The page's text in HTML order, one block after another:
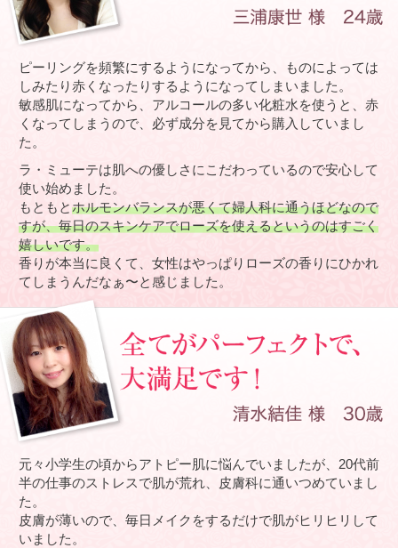
ピーリングを頻繁にするようになってから、ものによっては
しみたり赤くなったりするようになってしまいました。
敏感肌になってから、アルコールの多い化粧水を使うと、赤
くなってしまうので、必ず成分を見てから購入していまし
た。
ラ・ミューテは肌への優しさにこだわっているので安心して
使い始めました。
もともとホルモンバランスが悪くて婦人科に通うほどなので
すが、毎日のスキンケアでローズを使えるというのはすごく
嬉しいです。
香りが本当に良くて、女性はやっぱりローズの香りにひかれ
てしまうんだなぁ〜と感じました。
元々小学生の頃からアトピー肌に悩んでいましたが、20代前
半の仕事のストレスで肌が荒れ、皮膚科に通いつめていまし
た。
皮膚が薄いので、毎日メイクをするだけで肌がヒリヒリして
いました。